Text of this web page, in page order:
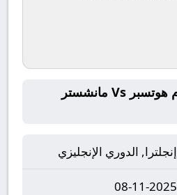
بطاقة المباراة توتنهام هوتسبر Vs مانشستر
إنجلترا, الدوري الإنجليزي
08-11-2025